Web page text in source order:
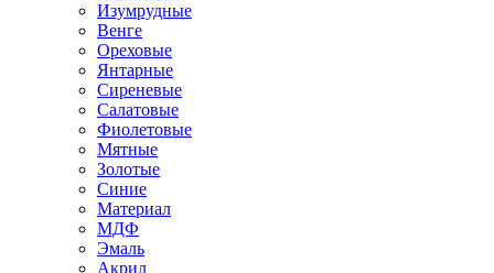
Изумрудные
Венге
Ореховые
Янтарные
Сиреневые
Салатовые
Фиолетовые
Мятные
Золотые
Синие
Материал
МДФ
Эмаль
Акрил